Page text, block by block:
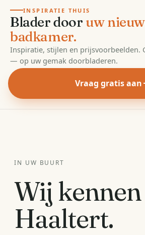
EDITIE2026· 55 pagina's
INSPIRATIE THUIS
Blader door uw
badkamer.
Inspiratie, stijlen en prijsvoorbeelden.
— op uw gemak doorbladeren.
Vraag gratis aan
IN UW BUURT
Wij kennen
Haaltert.